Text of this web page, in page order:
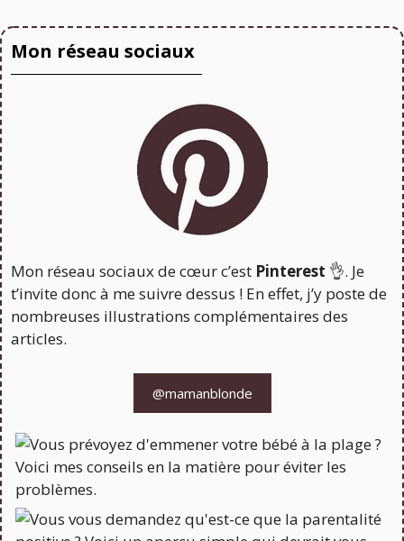
Mon réseau sociaux
Mon réseau sociaux de cœur c’est Pinterest 👌. Je
t’invite donc à me suivre dessus ! En effet, j’y poste de
nombreuses illustrations complémentaires des
articles.
@mamanblonde